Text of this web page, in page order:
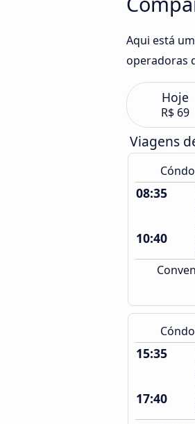
Aqui está
operadoras
Hoje
R$ 69
Viagens
08:35
10:40
15:35
17:40